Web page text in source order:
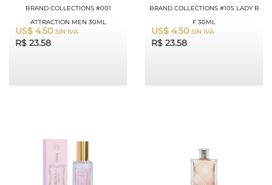
BRAND COLLECTIONS #001
ATTRACTION MEN 30ML
US$ 4.50 SIN IVA
R$ 23.58
BRAND COLLECTIONS #105 LADY B
F 30ML
US$ 4.50 SIN IVA
R$ 23.58